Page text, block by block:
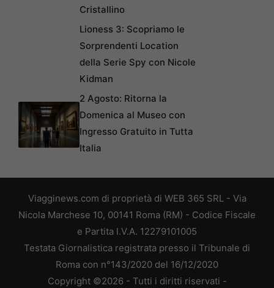
Cristallino
Lioness 3: Scopriamo le
Sorprendenti Location
della Serie Spy con Nicole
Kidman
2 Agosto: Ritorna la
Domenica al Museo con
Ingresso Gratuito in Tutta
Italia
Viagginews.com di proprietà di WEB 365 SRL - Via
Nicola Marchese 10, 00141 Roma (RM) - Codice Fiscale
e Partita I.V.A. 12279101005
Testata Giornalistica registrata presso il Tribunale di
Roma con n°143/2020 del 16/12/2020
Copyright ©2026 - Tutti i diritti riservati -